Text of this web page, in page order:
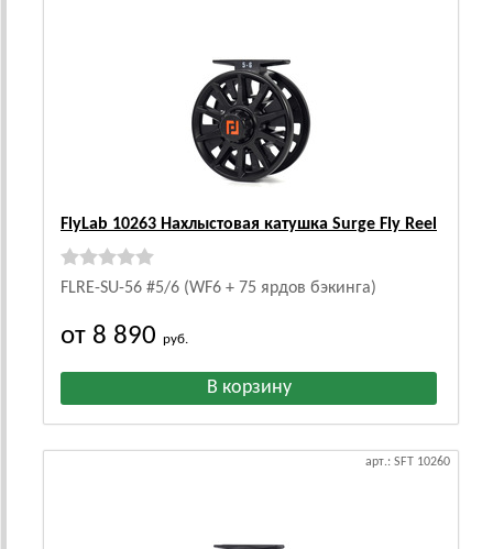
FlyLab 10263 Нахлыстовая катушка Surge Fly Reel
FLRE-SU-56 #5/6 (WF6 + 75 ярдов бэкинга)
от 8 890 руб.
арт.: SFT 10260